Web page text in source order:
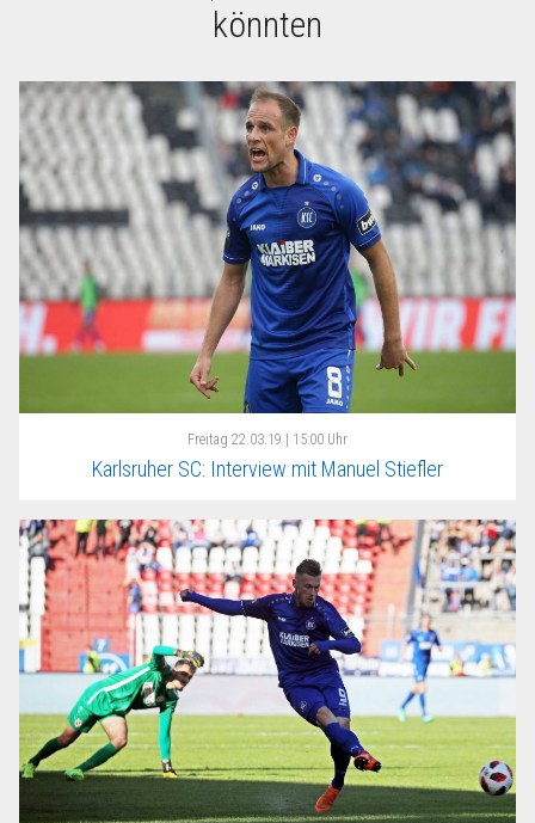
könnten
Freitag 22.03.19 | 15:00 Uhr
Karlsruher SC: Interview mit Manuel Stiefler